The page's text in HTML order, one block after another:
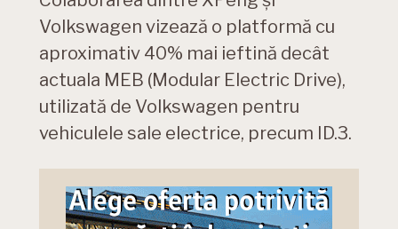
Volkswagen vizează o platformă cu
aproximativ 40% mai ieftină decât
actuala MEB (Modular Electric Drive),
utilizată de Volkswagen pentru
vehiculele sale electrice, precum ID.3.